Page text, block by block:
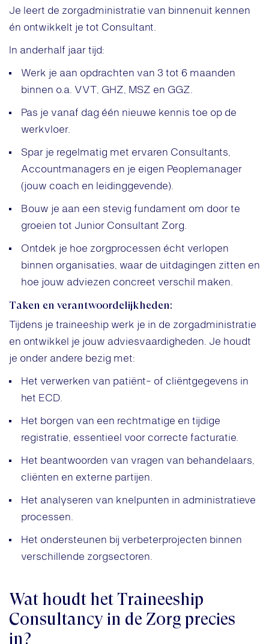
Je leert de zorgadministratie van binnenuit kennen
én ontwikkelt je tot Consultant.
In anderhalf jaar tijd:
Werk je aan opdrachten van 3 tot 6 maanden
binnen o.a. VVT, GHZ, MSZ en GGZ.
Pas je vanaf dag één nieuwe kennis toe op de
werkvloer.
Spar je regelmatig met ervaren Consultants,
Accountmanagers en je eigen Peoplemanager
(jouw coach en leidinggevende).
Bouw je aan een stevig fundament om door te
groeien tot Junior Consultant Zorg.
Ontdek je hoe zorgprocessen écht verlopen
binnen organisaties, waar de uitdagingen zitten en
hoe jouw adviezen concreet verschil maken.
Taken en verantwoordelijkheden:
Tijdens je traineeship werk je in de zorgadministratie
en ontwikkel je jouw adviesvaardigheden. Je houdt
je onder andere bezig met:
Het verwerken van patiënt- of cliëntgegevens in
het ECD.
Het borgen van een rechtmatige en tijdige
registratie, essentieel voor correcte facturatie.
Het beantwoorden van vragen van behandelaars,
cliënten en externe partijen.
Het analyseren van knelpunten in administratieve
processen.
Het ondersteunen bij verbeterprojecten binnen
verschillende zorgsectoren.
Wat houdt het Traineeship
Consultancy in de Zorg precies
in?